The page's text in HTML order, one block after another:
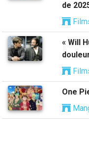
de
« Will
One